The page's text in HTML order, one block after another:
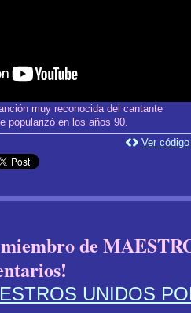
muy reconocida del cantante
popularizó en los años 90.
Ver
miembro de
UNIDOS